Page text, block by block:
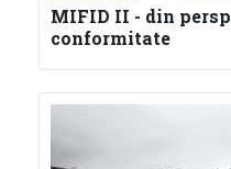
MIFID II - din
conformitate